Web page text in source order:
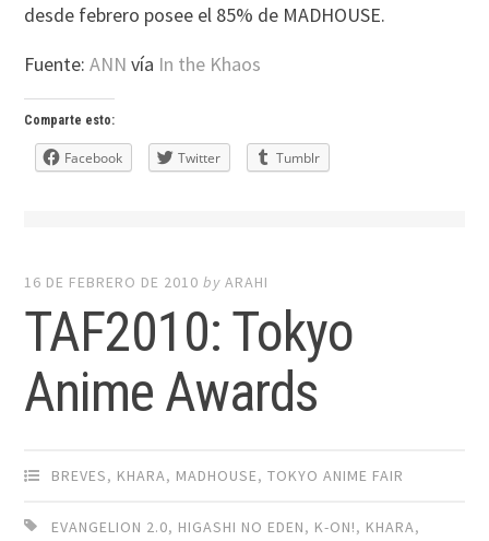
desde febrero posee el 85% de MADHOUSE.
Fuente:ANN vía In the Khaos
Comparte esto:
Facebook Twitter Tumblr
16 DE FEBRERO DE 2010 byARAHI
TAF2010: Tokyo
Anime Awards
BREVES, KHARA, MADHOUSE,TOKYO ANIME FAIR
EVANGELION 2.0, HIGASHI NO EDEN, K-ON!, KHARA,